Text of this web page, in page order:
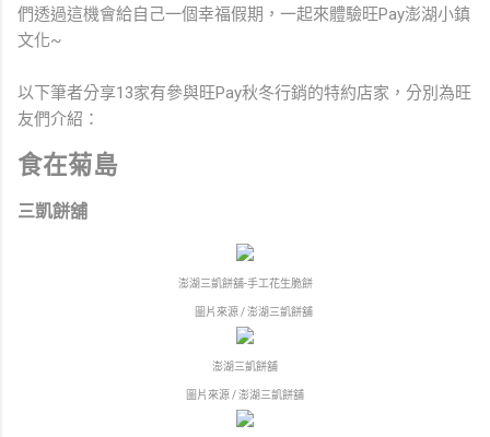
們透過這機會給自己一個幸福假期，一起來體驗旺Pay澎湖小鎮
文化~
以下筆者分享13家有參與旺Pay秋冬行銷的特約店家，分別為旺
友們介紹：
食在菊島
三凱餅舖
澎湖三凱餅舖-手工花生脆餅
圖片來源 / 澎湖三凱餅舖
澎湖三凱餅舖
圖片來源 / 澎湖三凱餅舖